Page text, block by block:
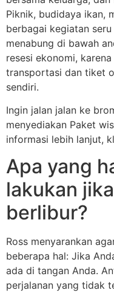
Piknik, budidaya ikan,
berbagai kegiatan
menabung di bawah
resesi ekonomi,
transportasi dan tiket
sendiri.
Ingin jalan jalan ke
menyediakan Paket
informasi lebih lanjut,
Apa yang
lakukan
berlibur?
Ross menyarankan
beberapa hal: Jika
ada di tangan Anda.
perjalanan yang tidak